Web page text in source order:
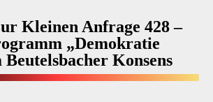
Kleinen Anfrage 428 –
„Demokratie
Beutelsbacher Konsens